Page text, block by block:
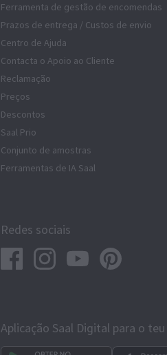
Ferramenta de gestão de encomendas
Prazos de entrega / Custos de envio
Centro de Ajuda
Contacta o Apoio ao Cliente
Reclamação
Preços
Descontos
Saal Prio
Conjunto de amostras
Ferramentas de IA Saal
Redes sociais
Aplicação Saal Digital para o